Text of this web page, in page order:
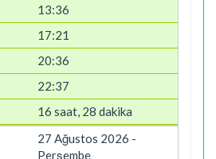
13:36
17:21
20:36
22:37
16 saat, 28 dakika
27 Ağustos 2026 -
Perşembe